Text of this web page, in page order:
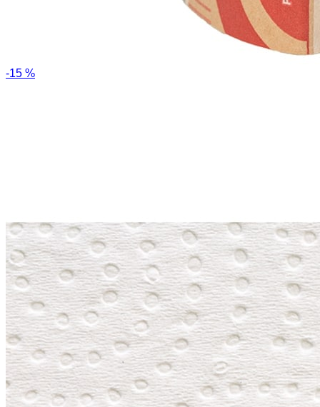
-15 %